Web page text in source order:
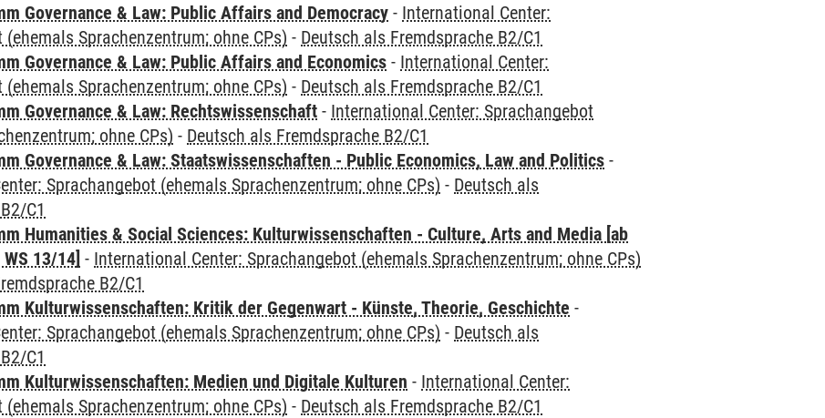
Governance & Law: Public Affairs and Democracy - International Center:
(ehemals Sprachenzentrum; ohne CPs) - Deutsch als Fremdsprache B2/C1
Governance & Law: Public Affairs and Economics - International Center:
(ehemals Sprachenzentrum; ohne CPs) - Deutsch als Fremdsprache B2/C1
Governance & Law: Rechtswissenschaft - International Center: Sprachangebot
ohne CPs) - Deutsch als Fremdsprache B2/C1
Governance & Law: Staatswissenschaften - Public Economics, Law and Politics -
Sprachangebot (ehemals Sprachenzentrum; ohne CPs) - Deutsch als
C1
Humanities & Social Sciences: Kulturwissenschaften - Culture, Arts and Media [ab
13/14] - International Center: Sprachangebot (ehemals Sprachenzentrum; ohne CPs)
B2/C1
Kulturwissenschaften: Kritik der Gegenwart - Künste, Theorie, Geschichte -
Sprachangebot (ehemals Sprachenzentrum; ohne CPs) - Deutsch als
C1
Kulturwissenschaften: Medien und Digitale Kulturen - International Center:
(ehemals Sprachenzentrum; ohne CPs) - Deutsch als Fremdsprache B2/C1